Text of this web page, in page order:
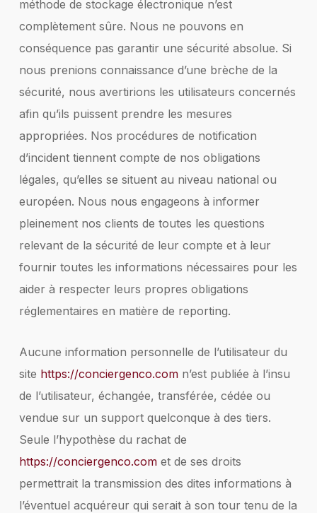
méthode de stockage électronique n’est
complètement sûre. Nous ne pouvons en
conséquence pas garantir une sécurité absolue. Si
nous prenions connaissance d’une brèche de la
sécurité, nous avertirions les utilisateurs concernés
afin qu’ils puissent prendre les mesures
appropriées. Nos procédures de notification
d’incident tiennent compte de nos obligations
légales, qu’elles se situent au niveau national ou
européen. Nous nous engageons à informer
pleinement nos clients de toutes les questions
relevant de la sécurité de leur compte et à leur
fournir toutes les informations nécessaires pour les
aider à respecter leurs propres obligations
réglementaires en matière de reporting.
Aucune information personnelle de l’utilisateur du
site https://conciergenco.comn’est publiée à l’insu
de l’utilisateur, échangée, transférée, cédée ou
vendue sur un support quelconque à des tiers.
Seule l’hypothèse du rachat de
https://conciergenco.comet de ses droits
permettrait la transmission des dites informations à
l’éventuel acquéreur qui serait à son tour tenu de la